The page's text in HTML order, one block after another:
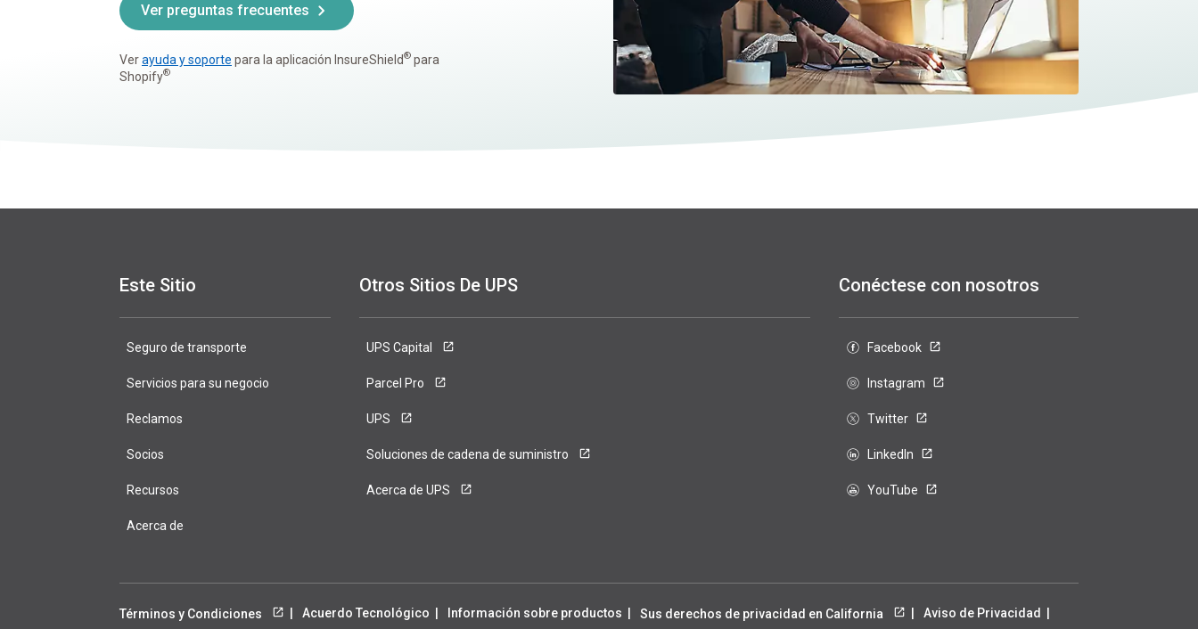
Ver preguntas frecuentes
Verayuda y soporte para la aplicación InsureShield® para
Shopify®
Este Sitio
Seguro de transporte
Servicios para su negocio
Reclamos
Socios
Recursos
Acerca de
DeliveryDefense
Otros Sitios De UPS
UPS Capital
Parcel Pro
UPS
Soluciones de cadena de suministro
Acerca de UPS
Conéctese con nosotros
Facebook
Instagram
Twitter
LinkedIn
YouTube
Términos y Condiciones Acuerdo Tecnológico Información sobre productos Sus derechos de privacidad en California Aviso de Privacidad